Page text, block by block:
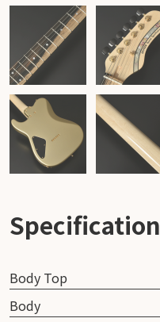
Specification
Body Top
Body